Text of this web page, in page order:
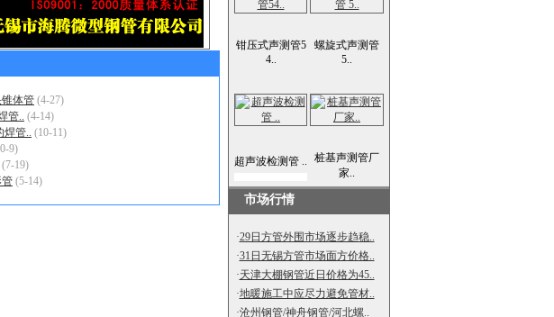
体管 (4-27)
管.. (4-14)
焊管.. (10-11)
9)
(7-19)
(5-14)
钳压式声测管5
4..
螺旋式声测管
5..
超声波检测管 ..
桩基声测管厂
家..
市场行情
·29日方管外围市场逐步趋稳..
·31日无锡方管市场面方价格..
·天津大棚钢管近日价格为45..
·地暖施工中应尽力避免管材..
·沧州钢管/神舟钢管/河北螺..